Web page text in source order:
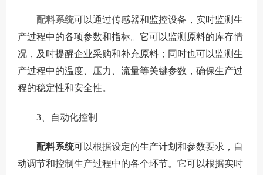
配料系统可以通过传感器和监控设备，实时监测生
产过程中的各项参数和指标。它可以监测原料的库存情
况，及时提醒企业采购和补充原料；同时也可以监测生
产过程中的温度、压力、流量等关键参数，确保生产过
程的稳定性和安全性。
3、自动化控制
配料系统可以根据设定的生产计划和参数要求，自
动调节和控制生产过程中的各个环节。它可以根据实时